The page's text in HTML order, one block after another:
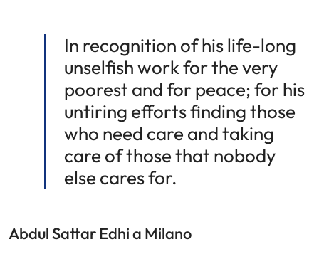
In recognition of his life-long
unselfish work for the very
poorest and for peace; for his
untiring efforts finding those
who need care and taking
care of those that nobody
else cares for.
Abdul Sattar Edhi a Milano